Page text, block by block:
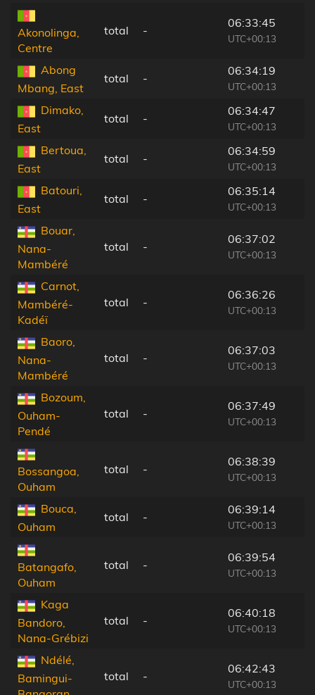
Akonolinga,
Centre
total -
06:33:45
UTC+00:13
Abong
Mbang, East
total -
06:34:19
UTC+00:13
Dimako,
East
total -
06:34:47
UTC+00:13
Bertoua,
East
total -
06:34:59
UTC+00:13
Batouri,
East
total -
06:35:14
UTC+00:13
Bouar,
Nana-
Mambéré
total -
06:37:02
UTC+00:13
Carnot,
Mambéré-
Kadéï
total -
06:36:26
UTC+00:13
Baoro,
Nana-
Mambéré
total -
06:37:03
UTC+00:13
Bozoum,
Ouham-
Pendé
total -
06:37:49
UTC+00:13
Bossangoa,
Ouham
total -
06:38:39
UTC+00:13
Bouca,
Ouham
total -
06:39:14
UTC+00:13
Batangafo,
Ouham
total -
06:39:54
UTC+00:13
Kaga
Bandoro,
Nana-Grébizi
total -
06:40:18
UTC+00:13
Ndélé,
Bamingui-
total -
06:42:43
UTC+00:13